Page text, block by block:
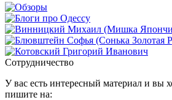
Сотрудничество
У вас есть интересный материал и вы
пишите на: